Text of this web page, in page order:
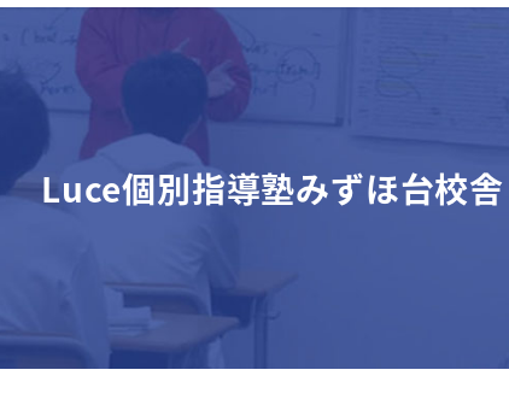
Luce個別指導塾みずほ台校舎